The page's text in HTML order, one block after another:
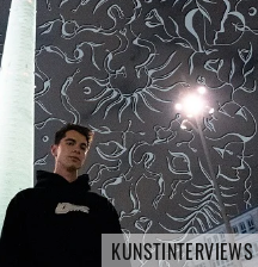
KUNSTINTERVIEWS